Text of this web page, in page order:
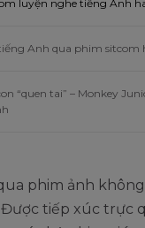
luyện nghe tiếng Anh
Anh qua phim sitcom
“quen tai” – Monkey
phim ảnh
Được tiếp xúc trực